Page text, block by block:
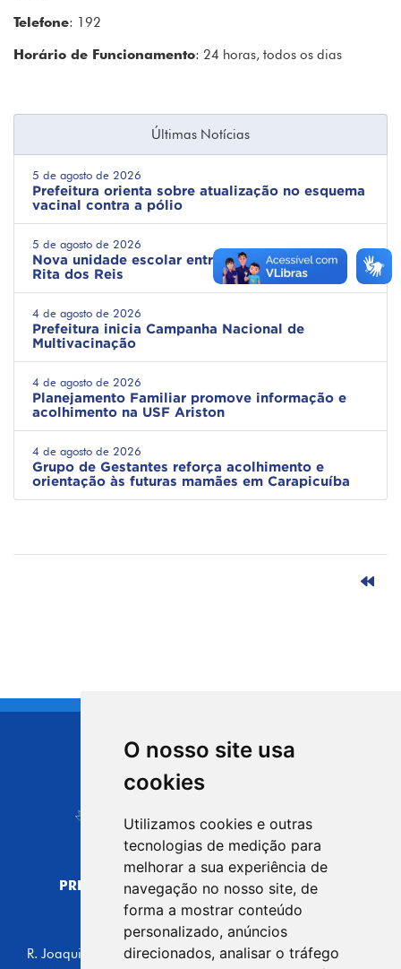
O nosso site usa
cookies
Utilizamos cookies e outras
tecnologias de medição para
melhorar a sua experiência de
navegação no nosso site, de
forma a mostrar conteúdo
personalizado, anúncios
direcionados, analisar o tráfego
Telefone: 192
Horário de Funcionamento: 24 horas, todos os dias
Últimas Notícias
5 de agosto de 2026
Prefeitura orienta sobre atualização no esquema
vacinal contra a pólio
5 de agosto de 2026
Nova unidade escolar entregue: EMEI Cleuza
Rita dos Reis
4 de agosto de 2026
Prefeitura inicia Campanha Nacional de
Multivacinação
4 de agosto de 2026
Planejamento Familiar promove informação e
acolhimento na USF Ariston
4 de agosto de 2026
Grupo de Gestantes reforça acolhimento e
orientação às futuras mamães em Carapicuíba
CIDADE DE
Carapicuíba
PREFEITURA MUNICIPAL DE CARAPICUÍBA
CNPJ: 44.892.693/0001-40
CENTRO ADMINISTRATIVO
R. Joaquim das Neves, 211 - Vila Caldas, Carapicuíba/SP